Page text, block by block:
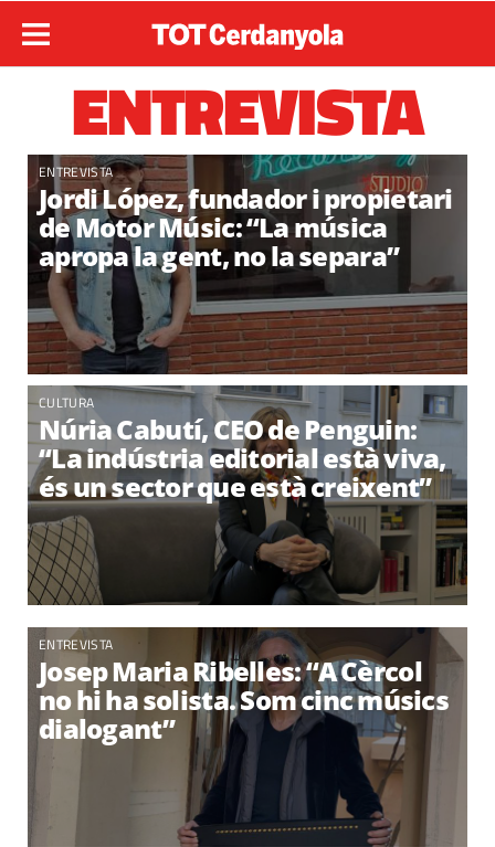
ENTREVISTA
ENTREVISTA
Jordi López, fundador i propietari
de Motor Músic: “La música
apropa la gent, no la separa”
CULTURA
Núria Cabutí, CEO de Penguin:
“La indústria editorial està viva,
és un sector que està creixent”
ENTREVISTA
Josep Maria Ribelles: “A Cèrcol
no hi ha solista. Som cinc músics
dialogant”